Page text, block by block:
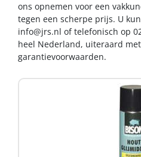
ons opnemen voor een
tegen een scherpe prijs. U
info@jrs.nl of telefonisch op
heel Nederland, uiteraard
garantievoorwaarden.